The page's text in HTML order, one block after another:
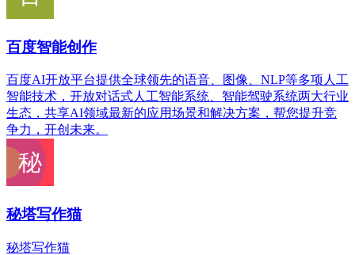
百度智能创作
百度AI开放平台提供全球领先的语音、图像、NLP等多项人工
智能技术，开放对话式人工智能系统、智能驾驶系统两大行业
生态，共享AI领域最新的应用场景和解决方案，帮您提升竞
争力，开创未来。
秘塔写作猫
秘塔写作猫